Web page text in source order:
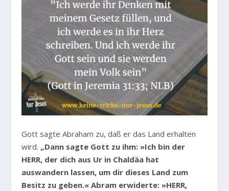
Gott sagte Abraham zu, daß er das Land erhalten
wird. „Dann sagte Gott zu ihm: »Ich bin der
HERR, der dich aus Ur in Chaldäa hat
auswandern lassen, um dir dieses Land zum
Besitz zu geben.« Abram erwiderte: »HERR,